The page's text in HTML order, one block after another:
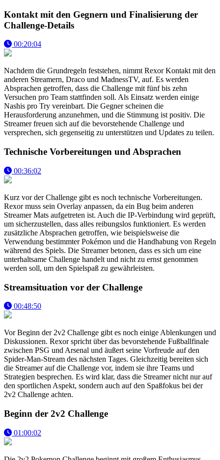
Kontakt mit den Gegnern und Finalisierung der
Challenge-Details
00:20:04
Nachdem die Grundregeln feststehen, nimmt Rexor Kontakt mit den
anderen Streamern, Draco und MadnessTV, auf. Es werden
Absprachen getroffen, dass die Challenge mit fünf bis zehn
Versuchen pro Team stattfinden soll. Als Einsatz werden einige
Nashis pro Try vereinbart. Die Gegner scheinen die
Herausforderung anzunehmen, und die Stimmung ist positiv. Die
Streamer freuen sich auf die bevorstehende Challenge und
versprechen, sich gegenseitig zu unterstützen und Updates zu teilen.
Technische Vorbereitungen und Absprachen
00:36:02
Kurz vor der Challenge gibt es noch technische Vorbereitungen.
Rexor muss sein Overlay anpassen, da ein Bug beim anderen
Streamer Mats aufgetreten ist. Auch die IP-Verbindung wird geprüft,
um sicherzustellen, dass alles reibungslos funktioniert. Es werden
zusätzliche Absprachen getroffen, wie beispielsweise die
Verwendung bestimmter Pokémon und die Handhabung von Regeln
während des Spiels. Die Streamer betonen, dass es sich um eine
unterhaltsame Challenge handelt und nicht zu ernst genommen
werden soll, um den Spielspaß zu gewährleisten.
Streamsituation vor der Challenge
00:48:50
Vor Beginn der 2v2 Challenge gibt es noch einige Ablenkungen und
Diskussionen. Rexor spricht über das bevorstehende Fußballfinale
zwischen PSG und Arsenal und äußert seine Vorfreude auf den
Spider-Man-Stream des nächsten Tages. Gleichzeitig bereiten sich
die Streamer auf die Challenge vor, indem sie ihre Teams und
Strategien besprechen. Es wird klar, dass die Streamer nicht nur auf
den sportlichen Aspekt, sondern auch auf den Spaßfokus bei der
2v2 Challenge achten.
Beginn der 2v2 Challenge
01:00:02